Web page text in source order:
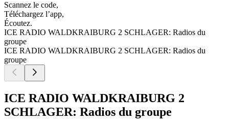
Scannez le code,
Téléchargez l’app,
Écoutez.
ICE RADIO WALDKRAIBURG 2 SCHLAGER: Radios du
groupe
ICE RADIO WALDKRAIBURG 2 SCHLAGER: Radios du
groupe
ICE RADIO WALDKRAIBURG 2
SCHLAGER: Radios du groupe